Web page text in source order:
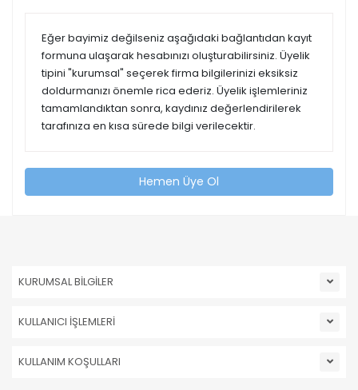
Eğer bayimiz değilseniz aşağıdaki bağlantıdan kayıt
formuna ulaşarak hesabınızı oluşturabilirsiniz. Üyelik
tipini "kurumsal" seçerek firma bilgilerinizi eksiksiz
doldurmanızı önemle rica ederiz. Üyelik işlemleriniz
tamamlandıktan sonra, kaydınız değerlendirilerek
tarafınıza en kısa sürede bilgi verilecektir.
Hemen Üye Ol
KURUMSAL BİLGİLER
KULLANICI İŞLEMLERİ
KULLANIM KOŞULLARI